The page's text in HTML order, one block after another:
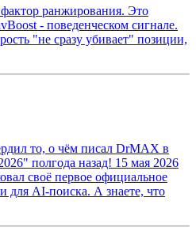
ранжирования. Это
- поведенческом сигнале.
"не сразу убивает" позиции,
то, о чём писал DrMAX в
полгода назад! 15 мая 2026
своё первое официальное
для AI-поиска. А знаете, что